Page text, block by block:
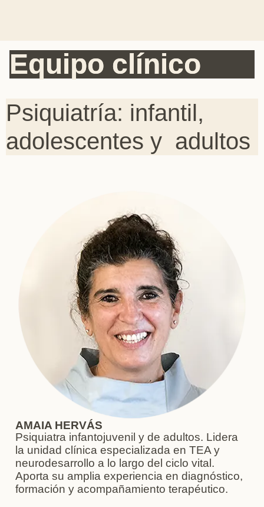
Equipo clínico
Psiquiatría: infantil,
adolescentes y adultos
AMAIA HERVÁS
Psiquiatra infantojuvenil y de adultos. Lidera
la unidad clínica especializada en TEA y
neurodesarrollo a lo largo del ciclo vital.
Aporta su amplia experiencia en diagnóstico,
formación y acompañamiento terapéutico.